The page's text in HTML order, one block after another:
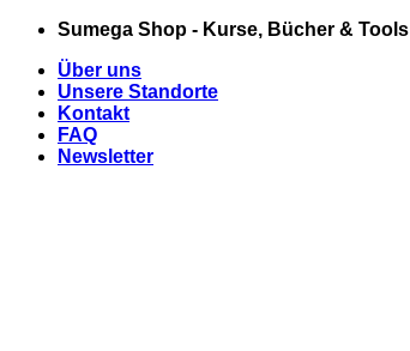
Zum
springen
Sumega Shop - Kurse, Bücher & Tools
Über uns
Unsere Standorte
Kontakt
FAQ
Newsletter